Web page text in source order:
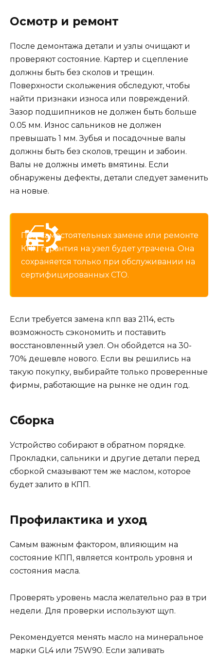
Осмотр и ремонт
После демонтажа детали и узлы очищают и
проверяют состояние. Картер и сцепление
должны быть без сколов и трещин.
Поверхности скольжения обследуют, чтобы
найти признаки износа или повреждений.
Зазор подшипников не должен быть больше
0.05 мм. Износ сальников не должен
превышать 1 мм. Зубья и посадочные валы
должны быть без сколов, трещин и забоин.
Валы не должны иметь вмятины. Если
обнаружены дефекты, детали следует заменить
на новые.
При самостоятельных замене или ремонте
КПП гарантия на узел будет утрачена. Она
сохраняется только при обслуживании на
сертифицированных СТО.
Если требуется замена кпп ваз 2114, есть
возможность сэкономить и поставить
восстановленный узел. Он обойдется на 30-
70% дешевле нового. Если вы решились на
такую покупку, выбирайте только проверенные
фирмы, работающие на рынке не один год.
Сборка
Устройство собирают в обратном порядке.
Прокладки, сальники и другие детали перед
сборкой смазывают тем же маслом, которое
будет залито в КПП.
Профилактика и уход
Самым важным фактором, влияющим на
состояние КПП, является контроль уровня и
состояния масла.
Проверять уровень масла желательно раз в три
недели. Для проверки используют щуп.
Рекомендуется менять масло на минеральное
марки GL4 или 75W90. Если заливать